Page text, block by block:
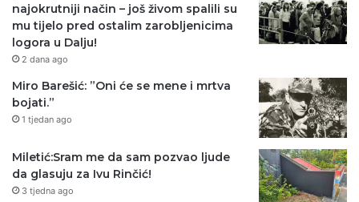
najokrutniji način – još živom spalili su
mu tijelo pred ostalim zarobljenicima
logora u Dalju!
2 dana ago
Miro Barešić: ”Oni će se mene i mrtva
bojati.”
1 tjedan ago
Miletić:Sram me da sam pozvao ljude
da glasuju za Ivu Rinčić!
3 tjedna ago